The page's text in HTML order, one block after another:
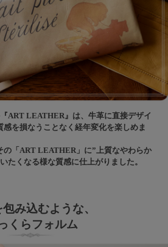
ART LEATHER』は、牛革に直接デザイ
感を損なうことなく経年変化を楽しめま
の「ART LEATHER」に”上質なやわらか
たくなる様な質感に仕上がりました。
み込むような、
くらフォルム